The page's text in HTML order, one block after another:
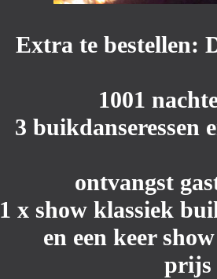
Extra te bestellen:
1001
3 buikdanseressen
ontvangst
1 x show klassiek
en een keer
prijs